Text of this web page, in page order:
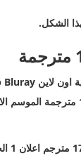
الشكل.
Bluray
شاهد مباشرة بدون تحميل مسلسل نهضة